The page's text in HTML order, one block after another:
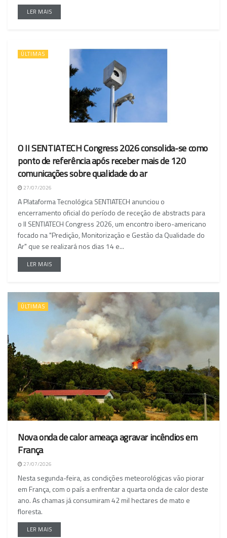
LER MAIS
ÚLTIMAS
O II SENTIATECH Congress 2026 consolida-se como
ponto de referência após receber mais de 120
comunicações sobre qualidade do ar
27/07/2026
A Plataforma Tecnológica SENTIATECH anunciou o
encerramento oficial do período de receção de abstracts para
o II SENTIATECH Congress 2026, um encontro ibero-americano
focado na "Predição, Monitorização e Gestão da Qualidade do
Ar" que se realizará nos dias 14 e...
LER MAIS
ÚLTIMAS
Nova onda de calor ameaça agravar incêndios em
França
27/07/2026
Nesta segunda-feira, as condições meteorológicas vão piorar
em França, com o país a enfrentar a quarta onda de calor deste
ano. As chamas já consumiram 42 mil hectares de mato e
floresta.
LER MAIS